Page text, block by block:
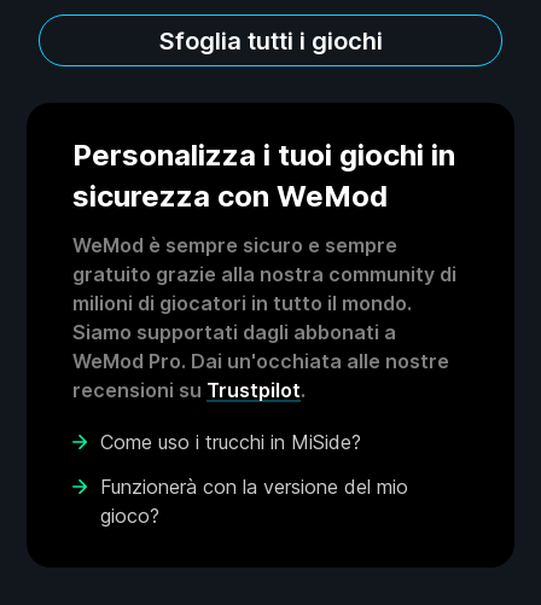
Sfoglia tutti i giochi
Personalizza i tuoi giochi in
sicurezza con WeMod
WeMod è sempre sicuro e sempre
gratuito grazie alla nostra community di
milioni di giocatori in tutto il mondo.
Siamo supportati dagli abbonati a
WeMod Pro. Dai un'occhiata alle nostre
recensioni su Trustpilot.
Come uso i trucchi in MiSide?
Funzionerà con la versione del mio
gioco?